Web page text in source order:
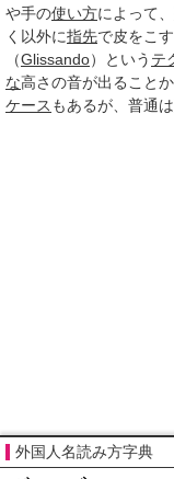
や手の使い方によって、
く以外に指先で皮をこす
（Glissando）という テ
な高さの音が出ること
ケース もあるが、普通は
外国人名読み方字典